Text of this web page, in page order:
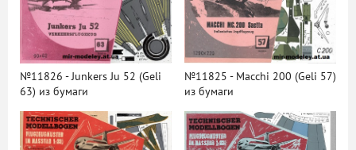
№11826 - Junkers Ju 52 (Geli
63) из бумаги
№11825 - Macchi 200 (Geli 57)
из бумаги